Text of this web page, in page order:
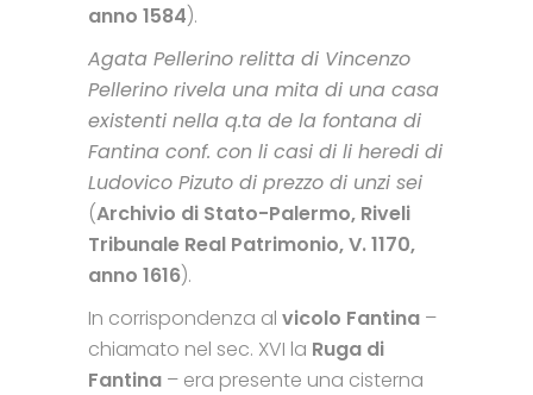
anno 1584).
Agata Pellerino relitta di Vincenzo
Pellerino rivela una mita di una casa
existenti nella q.ta de la fontana di
Fantina conf. con li casi di li heredi di
Ludovico Pizuto di prezzo di unzi sei
(Archivio di Stato-Palermo, Riveli
Tribunale Real Patrimonio, V. 1170,
anno 1616).
In corrispondenza al vicolo Fantina –
chiamato nel sec. XVI la Ruga di
Fantina – era presente una cisterna